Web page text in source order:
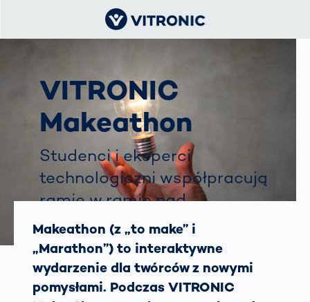
VITRONIC
Makeathon
Studenci i eksperci
technologiczni współpracują
ramię w ramię nad
efektywnymi rozwiązaniami
w śledzeniu przesyłek.
Makeathon (z „to make” i
„Marathon”) to interaktywne
wydarzenie dla twórców z nowymi
pomysłami. Podczas VITRONIC